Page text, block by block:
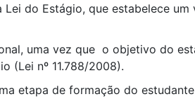
do Estágio, que estabelece
uma vez que o objetivo do
(Lei nº 11.788/2008).
etapa de formação do